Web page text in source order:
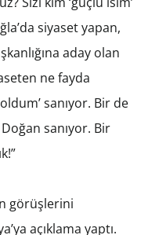
siyaset yapan,
aday olan
ne fayda
sanıyor. Bir de
sanıyor. Bir
görüşlerini
açıklama yaptı.